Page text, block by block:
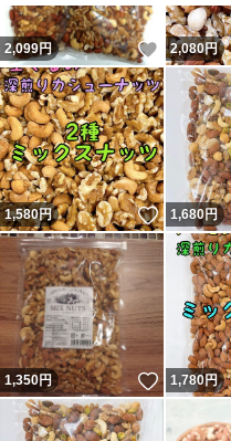
2,099円 いいね！
2,080円
1,580円 いいね！
1,680円
1,350円 いいね！
1,780円